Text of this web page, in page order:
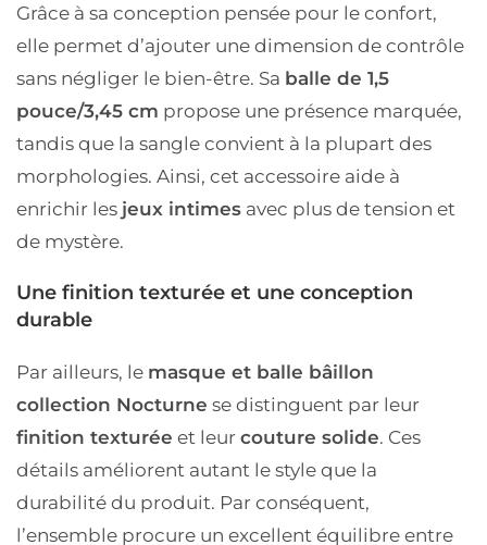
Grâce à sa conception pensée pour le confort,
elle permet d’ajouter une dimension de contrôle
sans négliger le bien-être. Sa balle de 1,5
pouce/3,45 cm propose une présence marquée,
tandis que la sangle convient à la plupart des
morphologies. Ainsi, cet accessoire aide à
enrichir les jeux intimes avec plus de tension et
de mystère.
Une finition texturée et une conception
durable
Par ailleurs, le masque et balle bâillon
collection Nocturne se distinguent par leur
finition texturée et leur couture solide. Ces
détails améliorent autant le style que la
durabilité du produit. Par conséquent,
l’ensemble procure un excellent équilibre entre